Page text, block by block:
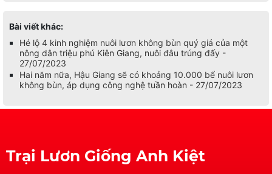
Bài viết khác:
Hé lộ 4 kinh nghiệm nuôi lươn không bùn quý giá của một
nông dân triệu phú Kiên Giang, nuôi đâu trúng đấy -
27/07/2023
Hai năm nữa, Hậu Giang sẽ có khoảng 10.000 bể nuôi lươn
không bùn, áp dụng công nghệ tuần hoàn - 27/07/2023
Trại Lươn Giống Anh Kiệt